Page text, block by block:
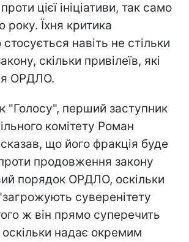
цієї ініціативи, так само
року. Їхня критика
навіть не стільки
скільки привілеїв, які
ОРДЛО.
"Голосу", перший заступник
комітету Роман
що його фракція буде
продовження закону
порядок ОРДЛО, оскільки
суверенітету
ж він прямо суперечить
оскільки надає окремим